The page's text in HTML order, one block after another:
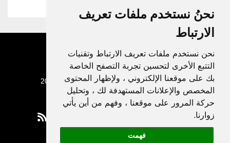
نحنُ نستخدم ملفات تعريف
الارتباط
نحن نستخدم ملفات تعريف الارتباط وتقنيات
التتبع الأخرى لتحسين تجربة التصفح الخاصة
بك على موقعنا الإلكتروني ، ولإظهار المحتوى
المخصص والإعلانات المستهدفة لك ، وتحليل
حركة المرور على موقعنا ، وفهم من أين يأتي
زوارنا.
فهمت
جميع الحقوق محفوظة لدنيا الوطن © 2003 - 2022